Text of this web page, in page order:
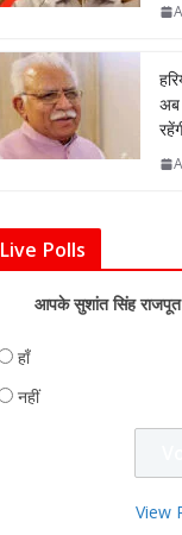
अब
Live Polls
आपके सुशांत सिंह राजपूत
हाँ
नहीं
View